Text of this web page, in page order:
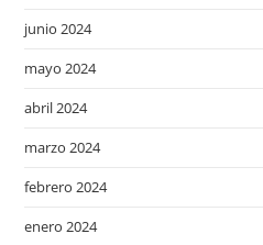
junio 2024
mayo 2024
abril 2024
marzo 2024
febrero 2024
enero 2024